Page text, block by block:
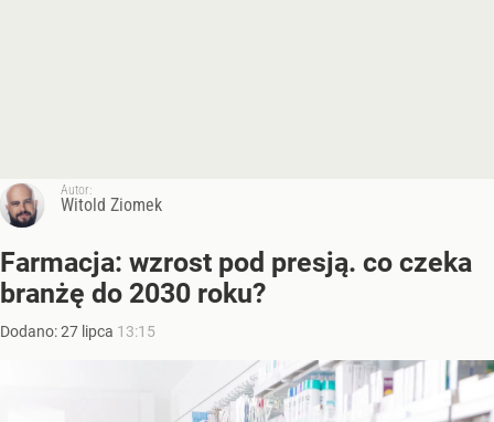
Autor:
Witold Ziomek
Farmacja: wzrost pod presją. co czeka
branżę do 2030 roku?
Dodano:27 lipca 13:15